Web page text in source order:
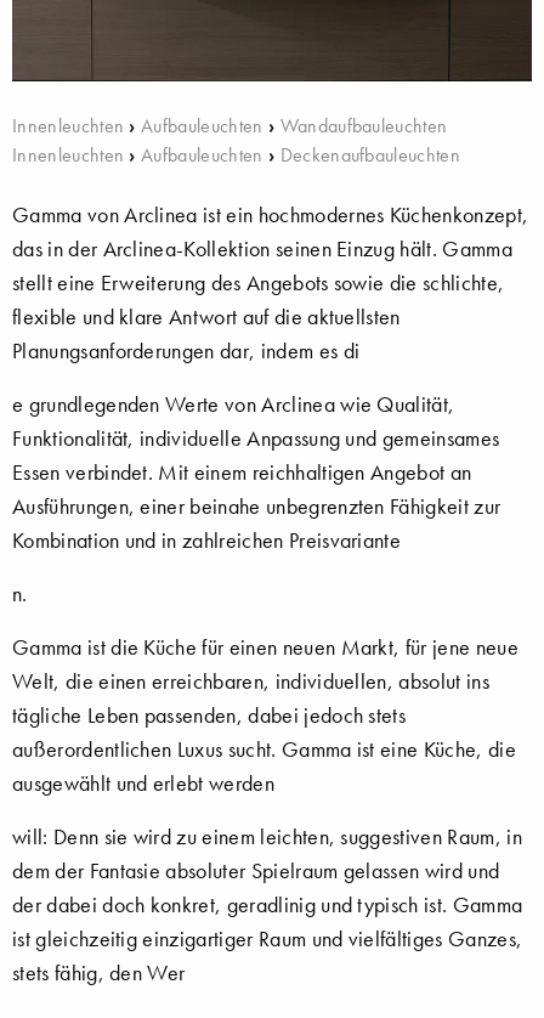
Innenleuchten ›Aufbauleuchten › Wandaufbauleuchten
Innenleuchten ›Aufbauleuchten › Deckenaufbauleuchten
Gamma von Arclinea ist ein hochmodernes Küchenkonzept,
das in der Arclinea-Kollektion seinen Einzug hält. Gamma
stellt eine Erweiterung des Angebots sowie die schlichte,
flexible und klare Antwort auf die aktuellsten
Planungsanforderungen dar, indem es di
e grundlegenden Werte von Arclinea wie Qualität,
Funktionalität, individuelle Anpassung und gemeinsames
Essen verbindet. Mit einem reichhaltigen Angebot an
Ausführungen, einer beinahe unbegrenzten Fähigkeit zur
Kombination und in zahlreichen Preisvariante
n.
Gamma ist die Küche für einen neuen Markt, für jene neue
Welt, die einen erreichbaren, individuellen, absolut ins
tägliche Leben passenden, dabei jedoch stets
außerordentlichen Luxus sucht. Gamma ist eine Küche, die
ausgewählt und erlebt werden
will: Denn sie wird zu einem leichten, suggestiven Raum, in
dem der Fantasie absoluter Spielraum gelassen wird und
der dabei doch konkret, geradlinig und typisch ist. Gamma
ist gleichzeitig einzigartiger Raum und vielfältiges Ganzes,
stets fähig, den Wer